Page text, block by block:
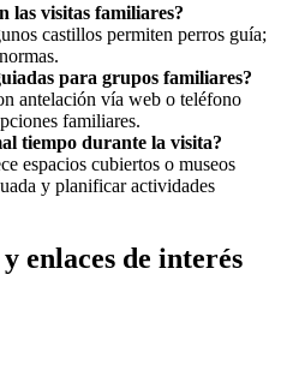
las visitas familiares?
castillos permiten perros guía;
para grupos familiares?
antelación vía web o teléfono
familiares.
tiempo durante la visita?
espacios cubiertos o museos
y planificar actividades
enlaces de interés